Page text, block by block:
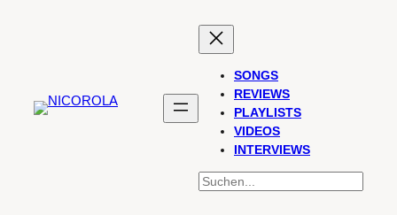
SONGS
REVIEWS
PLAYLISTS
VIDEOS
INTERVIEWS
SUCHEN